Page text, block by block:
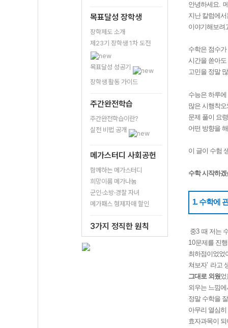
목표달성 장학생
장학제도 소개
제23기 장학생 1차 도전
목표달성 성공기
장학생 활동 가이드
주간완전학습
주간완전학습이란?
실천 비법 공개
메가스터디 사회공헌
함께하는 메가스터디
희망이룸 메가나눔
군인·소방·경찰 자녀
메가패스 형제자매 할인
3가지 정직한 원칙
안녕하세요.
지난 칼럼에
이야기해보려
수학은 점수
시간을 쏟아
고민을 정말
수능은 하루
많은 시행착
문제 풀이 요
어떤 방향을
이 글이 수험
수학 시작하
1. 수학에
중3 때 저는
10문제를 진
최하점이었었
쳐보자’ 라고
그대로 외웠
외우는 느낌
정말 수학을
아무리 열심
효자과목이